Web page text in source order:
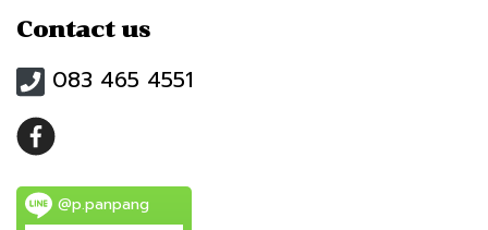
Contact us
083 465 4551
@p.panpang